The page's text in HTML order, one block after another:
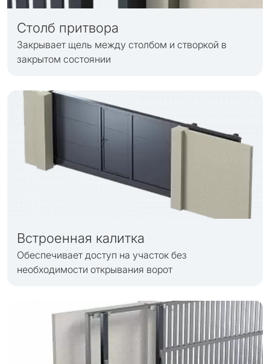
Столб притвора
Закрывает щель между столбом и створкой в
закрытом состоянии
Встроенная калитка
Обеспечивает доступ на участок без
необходимости открывания ворот